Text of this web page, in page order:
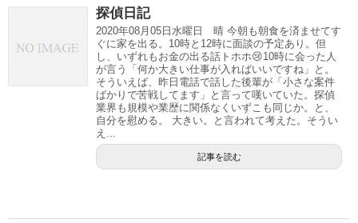
探偵日記
2020年08月05日水曜日 晴 今朝も朝食を済ませてす
ぐに家を出る。10時と12時に面談の予定あり。但
し、いずれもお金の出る話トホホ😢10時に会った人
が言う「何か大きい仕事が入ればいいですね」と。
そういえば、昨日電話で話した後輩が「小さな案件
ばかりで苦戦してます」と言って嘆いていた。探偵
業界も規模や業歴に関係なくいずこも同じか。と、
自分を慰める。 大きい。と言われて考えた。そうい
え...
記事を読む